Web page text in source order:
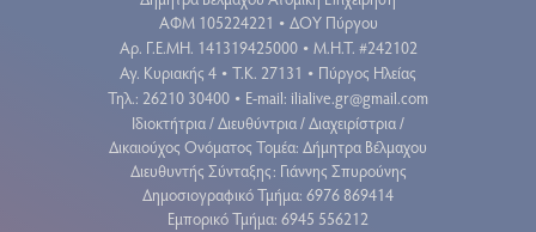
ΑΦΜ 105224221 • ΔΟΥ Πύργου
Aρ. Γ.Ε.ΜΗ. 141319425000 • Μ.Η.Τ. #242102
Αγ. Κυριακής 4 • Τ.Κ. 27131 • Πύργος Ηλείας
Τηλ.: 26210 30400 • E-mail: ilialive.gr@gmail.com
Ιδιοκτήτρια / Διευθύντρια / Διαχειρίστρια /
Δικαιούχος Ονόματος Τομέα: Δήμητρα Βέλμαχου
Διευθυντής Σύνταξης: Γιάννης Σπυρούνης
Δημοσιογραφικό Τμήμα: 6976 869414
Εμπορικό Τμήμα: 6945 556212